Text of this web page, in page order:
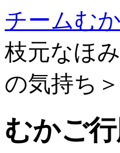
チームむ
枝元なほ
の気持ち
むかご